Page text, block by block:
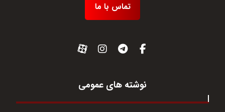
تماس با ما
نوشته های عمومی